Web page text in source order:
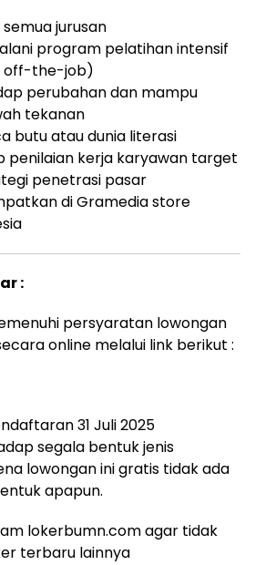
semua jurusan
program pelatihan intensif
off-the-job)
perubahan dan mampu
tekanan
butu atau dunia literasi
penilaian kerja karyawan target
penetrasi pasar
di Gramedia store
:
persyaratan lowongan
online melalui link berikut :
31 Juli 2025
segala bentuk jenis
lowongan ini gratis tidak ada
apapun.
lokerbumn.com agar tidak
terbaru lainnya